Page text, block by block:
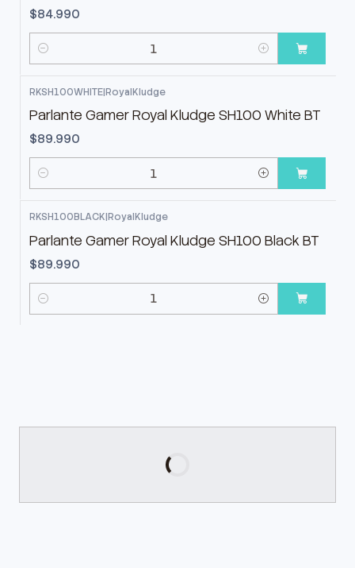
$84.990
Cantidad
RKSH100WHITE|RoyalKludge
Parlante Gamer Royal Kludge SH100 White BT
$89.990
Cantidad
RKSH100BLACK|RoyalKludge
Parlante Gamer Royal Kludge SH100 Black BT
$89.990
Cantidad